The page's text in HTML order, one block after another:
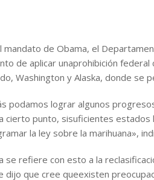
mandato de Obama, el
de aplicar unaprohibición
Washington y Alaska, donde se
podamos lograr algunos
cierto punto, sisuficientes estados
la ley sobre la marihuana»,
se refiere con esto a la
dijo que cree queexisten